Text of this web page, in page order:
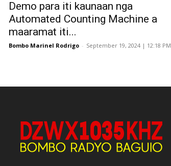
Demo para iti kaunaan nga
Automated Counting Machine a
maaramat iti...
Bombo Marinel Rodrigo - September 19, 2024 | 12:18 PM